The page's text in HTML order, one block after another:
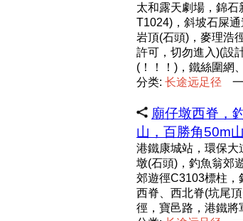
太和露天劇場，錦
T1024)，斜坡石屎
岩頂(石頭)，麥理浩
許可，切勿進入)(設
(！！！)，鐵絲圍網
分类: 长途远足径
廟仔墩西脊，
山，百勝角50m
港鐵康城站，環保
墩(石頭)，釣魚翁郊
郊遊徑C3103標柱，
西脊、西北脊(坑尾
徑，寶邑路，港鐵將